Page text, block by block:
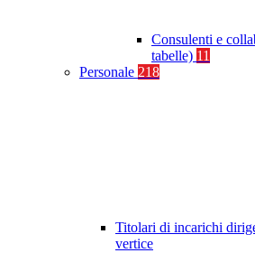
Consulenti e
tabelle) 11
Personale 218
Titolari di incarichi
vertice